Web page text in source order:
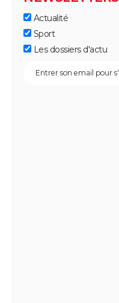
Actualité
Sport
Les dossiers d'actu